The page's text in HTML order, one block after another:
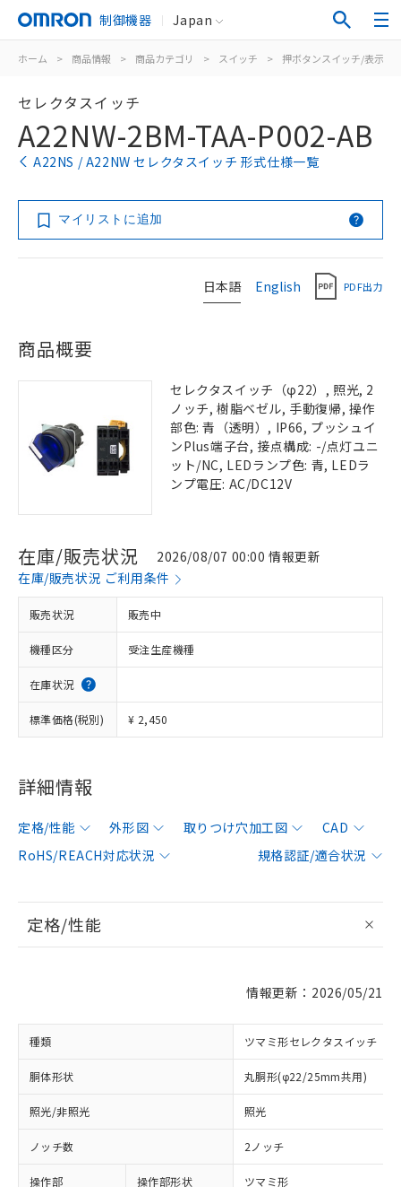
制御機器 Japan
ホーム > 商品情報 > 商品カテゴリ > スイッチ > 押ボタンスイッチ/表示灯
セレクタスイッチ
A22NW-2BM-TAA-P002-AB
A22NS / A22NW セレクタスイッチ 形式仕様一覧
マイリストに追加
日本語 English PDF出力
商品概要
セレクタスイッチ（φ22）, 照光, 2
ノッチ, 樹脂ベゼル, 手動復帰, 操作
部色: 青（透明）, IP66, プッシュイ
ンPlus端子台, 接点構成: -/点灯ユニ
ット/NC, LEDランプ色: 青, LEDラ
ンプ電圧: AC/DC12V
在庫/販売状況
2026/08/07 00:00 情報更新
在庫/販売状況 ご利用条件
販売状況 販売中
機種区分 受注生産機種
在庫状況
標準価格(税別) ¥ 2,450
詳細情報
定格/性能 外形図 取りつけ穴加工図
CAD
RoHS/REACH対応状況
規格認証/適合状況
定格/性能
情報更新：2026/05/21
種類 ツマミ形セレクタスイッチ
胴体形状 丸胴形(φ22/25mm共用)
照光/非照光 照光
ノッチ数 2ノッチ
操作部 操作部形状 ツマミ形